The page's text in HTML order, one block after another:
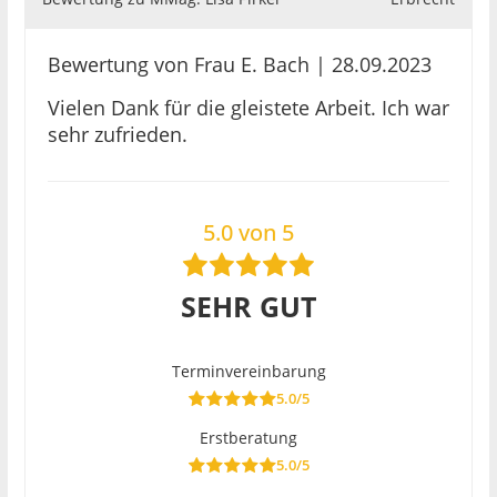
Bewertung von Frau E. Bach | 28.09.2023
Vielen Dank für die gleistete Arbeit. Ich war
sehr zufrieden.
5.0 von 5
SEHR GUT
Terminvereinbarung
5.0/5
Erstberatung
5.0/5